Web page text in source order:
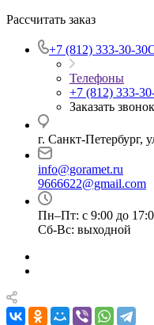
Рассчитать заказ
+7 (812) 333-30-30
Телефоны
+7 (812) 333-
Заказать звонок
г. Санкт-Петербург,
info@goramet.ru
9666622@gmail.com
Пн–Пт: с 9:00 до
Сб-Вс: выходной